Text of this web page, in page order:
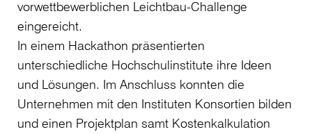
vorwettbewerblichen Leichtbau-Challenge
eingereicht.
In einem Hackathon präsentierten
unterschiedliche Hochschulinstitute ihre Ideen
und Lösungen. Im Anschluss konnten die
Unternehmen mit den Instituten Konsortien bilden
und einen Projektplan samt Kostenkalkulation